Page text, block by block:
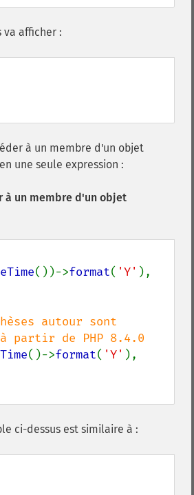
va afficher :
à un membre d'un objet
une seule expression :
à un membre d'un objet
())->format( 'Y'
autour sont
()->format( 'Y'
ci-dessus est similaire à :